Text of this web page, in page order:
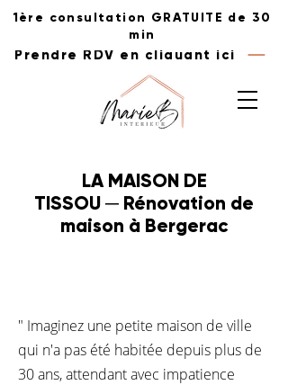
1ère consultation GRATUITE de 30
min
Prendre RDV en cliquant ici
LA MAISON DE
TISSOU─ Rénovation de
maison à Bergerac
" Imaginez une petite maison de ville
qui n'a pas été habitée depuis plus de
30 ans, attendant avec impatience